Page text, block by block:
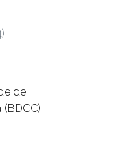
4
de
(BDCC)